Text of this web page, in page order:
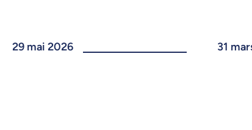
29 mai 2026 31